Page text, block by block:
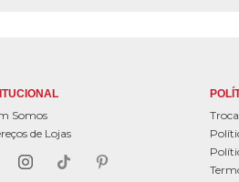
Somos
de Lojas